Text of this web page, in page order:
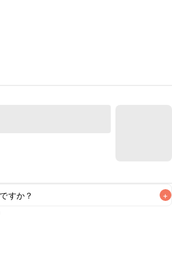
すか？ +
中が目安です。なるべくお早めにお召